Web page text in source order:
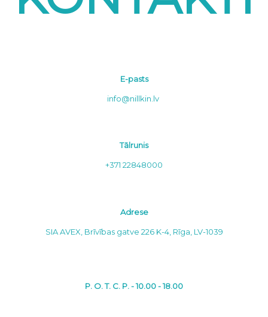
E-pasts
info@nillkin.lv
Tālrunis
+371 22848000
Adrese
SIA AVEX, Brīvības gatve 226 K-4, Rīga, LV-1039
P. O. T. C. P. - 10.00 - 18.00